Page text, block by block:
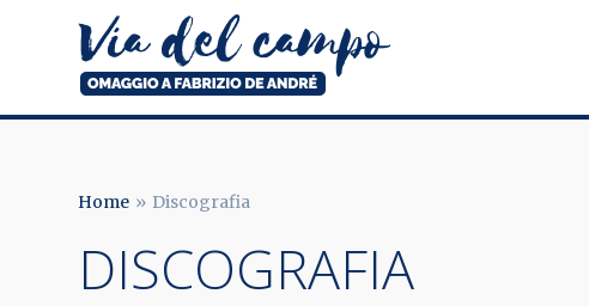
contenuto
principale
Via
campo
DI
Home Discografia
DISCOGRAFIA